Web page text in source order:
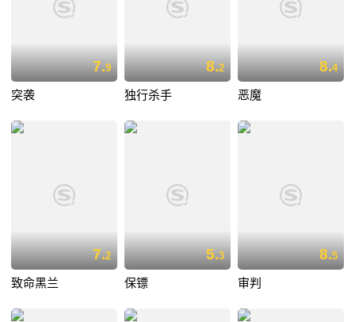
7.9
突袭
8.2
独行杀手
8.4
恶魔
7.2
致命黑兰
5.3
保镖
8.5
审判